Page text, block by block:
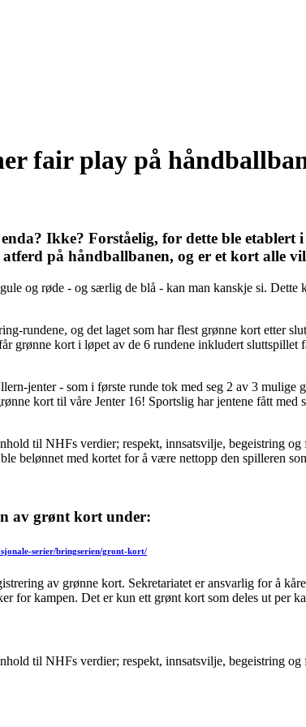
fair play på
Ikke? Forståelig, for dette ble etablert
på håndballbanen, og er et kort alle
og røde - og særlig de blå - kan man kanskje si. Dette
rundene, og det laget som har flest grønne kort etter
grønne kort i løpet av de 6 rundene inkludert
jenter - som i første runde tok med seg 2 av 3 mulige
kort til våre Jenter 16! Sportslig har jentene fått med
til NHFs verdier; respekt, innsatsvilje, begeistring
belønnet med kortet for å være nettopp den spilleren
av grønt kort under:
serier/bringserien/gront-kort/
av grønne kort. Sekretariatet er ansvarlig for å
for kampen. Det er kun ett grønt kort som deles ut per
til NHFs verdier; respekt, innsatsvilje, begeistring